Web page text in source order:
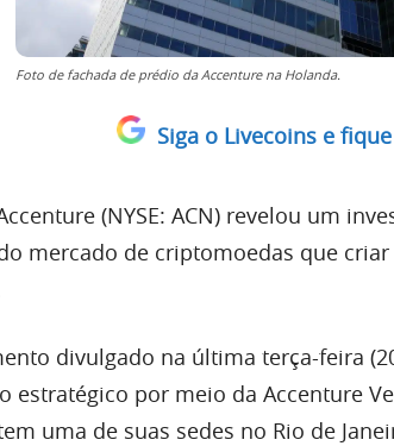
Foto de fachada de prédio da Accenture na Holanda.
Siga o Livecoins e
(NYSE: ACN) revelou um
mercado de criptomoedas que
divulgado na última terça-feira
estratégico por meio da Accenture
uma de suas sedes no Rio de